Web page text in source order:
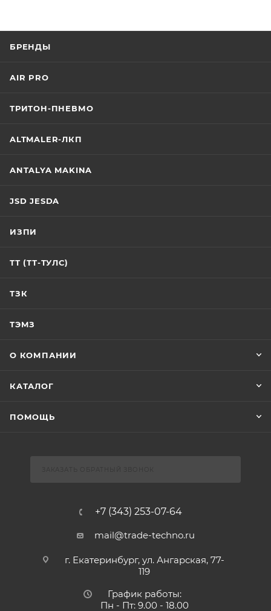
БРЕНДЫ
AIR PRO
ТРИТОН-ПНЕВМО
ALTMALER-ЛКП
ANTALYA MAKINA
JSD JESDA
ИЗПИ
ТТ (ТТ-ТУЛС)
ТЗК
ТЭМЗ
О КОМПАНИИ
КАТАЛОГ
ПОМОЩЬ
+7 (343) 253-07-64
mail@trade-techno.ru
г. Екатеринбург, ул. Ангарская, 77-
119
График работы:
Пн - Пт: 9.00 - 18.00